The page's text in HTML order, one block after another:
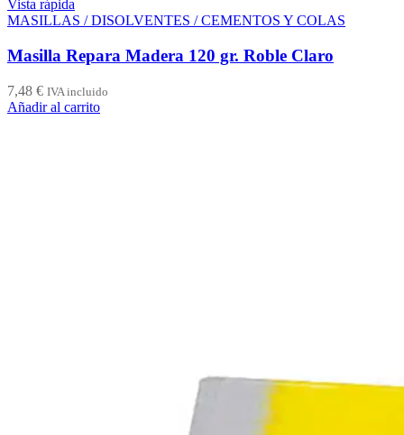
Vista rápida
MASILLAS / DISOLVENTES / CEMENTOS Y COLAS
Masilla Repara Madera 120 gr. Roble Claro
7,48 € IVA incluido
Añadir al carrito